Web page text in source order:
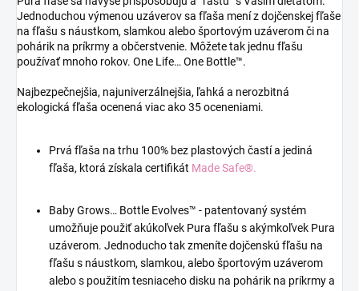
Jednoduchou výmenou uzáverov sa fľaša mení z dojčenskej fľaše
na fľašu s náustkom, slamkou alebo športovým uzáverom či na
pohárik na príkrmy a občerstvenie. Môžete tak jednu fľašu
používať mnoho rokov. One Life… One Bottle™.
Najbezpečnejšia, najuniverzálnejšia, ľahká a nerozbitná
ekologická fľaša ocenená viac ako 35 oceneniami.
Prvá fľaša na trhu 100% bez plastových častí a jediná
fľaša, ktorá získala certifikát Made Safe®.
Baby Grows… Bottle Evolves™ - patentovaný systém
umožňuje použiť akúkoľvek Pura fľašu s akýmkoľvek Pura
uzáverom. Jednoducho tak zmeníte dojčenskú fľašu na
fľašu s náustkom, slamkou, alebo športovým uzáverom
alebo s použitím tesniaceho disku na pohárik na príkrmy a